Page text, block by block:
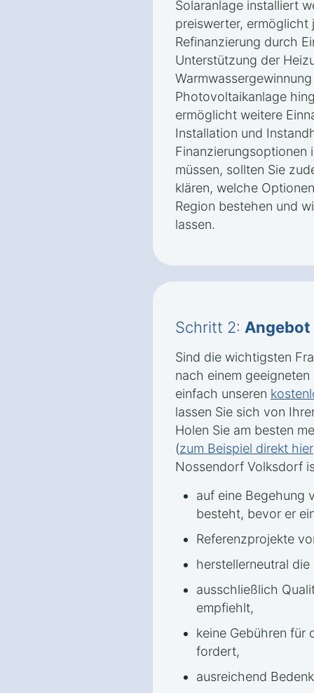
Solaranlage installiert
preiswerter, ermöglicht
Refinanzierung durch
Unterstützung der
Photovoltaikanlage
ermöglicht weitere
Installation und
Finanzierungsoptionen
müssen, sollten Sie
klären, welche
Region bestehen und
lassen.
Schritt 2: Angebot
Sind die wichtigsten
nach einem
einfach unseren
lassen Sie sich von
Holen Sie am besten
(zum Beispiel direkt hier
Nossendorf Volksdorf
auf eine Begehung
besteht, bevor er
Referenzprojekte
herstellerneutral
ausschließlich
empfiehlt,
keine Gebühren für
fordert,
ausreichend